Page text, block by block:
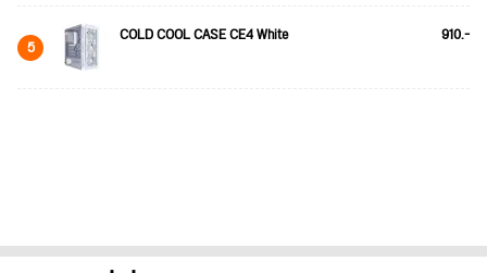
5 COLD COOL CASE CE4 White 910.-